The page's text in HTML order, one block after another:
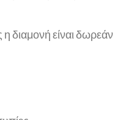
η διαμονή είναι δωρεάν